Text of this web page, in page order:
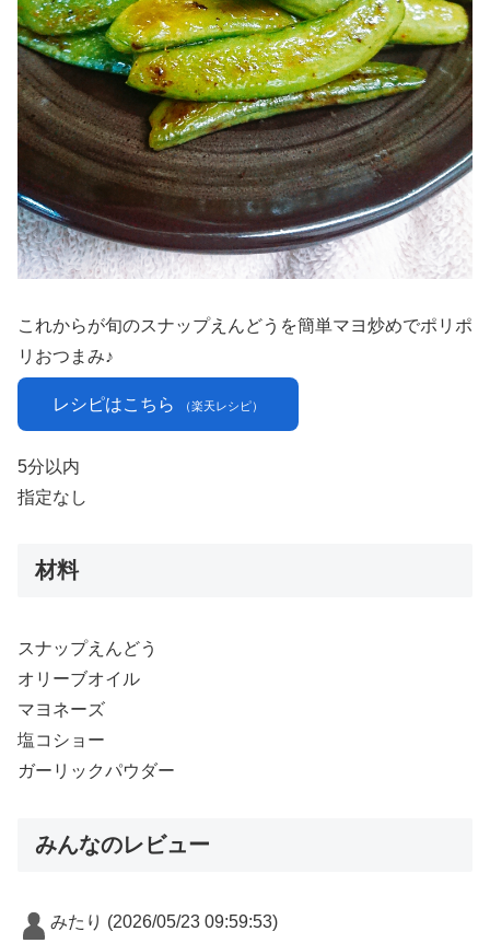
これからが旬のスナップえんどうを簡単マヨ炒めでポリポ
リおつまみ♪
レシピはこちら （楽天レシピ）
5分以内
指定なし
材料
スナップえんどう
オリーブオイル
マヨネーズ
塩コショー
ガーリックパウダー
みんなのレビュー
みたり (2026/05/23 09:59:53)